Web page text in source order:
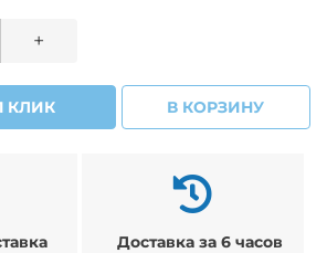
+
КЛИК В КОРЗИНУ
Доставка за 6 часов